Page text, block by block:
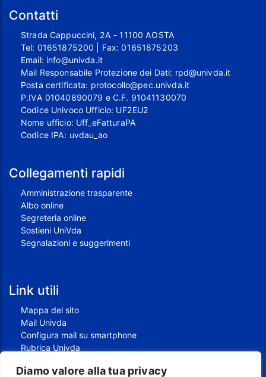
Diamo valore alla tua privacy
Contatti
Strada Cappuccini, 2A - 11100 AOSTA
Tel: 01651875200 | Fax:01651875203
Email: info@univda.it
Mail Responsabile Protezione dei Dati: rpd@univda.it
Posta certificata: protocollo@pec.univda.it
P.IVA 01040890079 e C.F. 91041130070
Codice Univoco Ufficio: UF2EU2
Nome ufficio: Uff_eFatturaPA
Codice IPA: uvdau_ao
Collegamenti rapidi
Amministrazione trasparente
Albo online
Segreteria online
Sostieni UniVda
Segnalazioni e suggerimenti
Link utili
Mappa del sito
Mail Univda
Configura mail su smartphone
Rubrica Univda